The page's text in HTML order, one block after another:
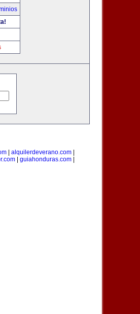
| alquilerdeverano.com|
guiahonduras.com